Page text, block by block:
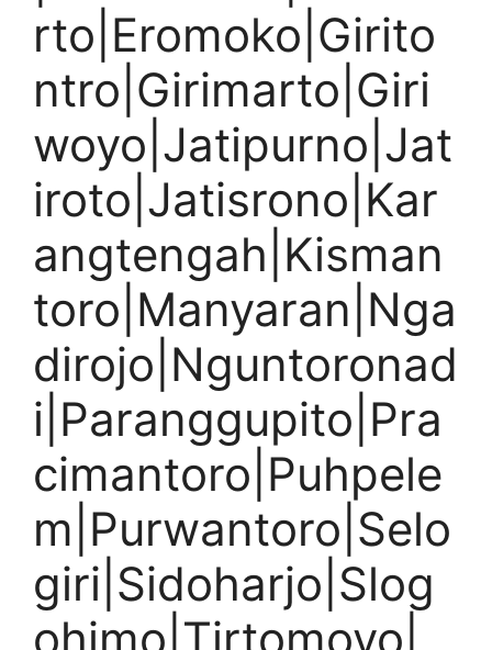
rto|Eromoko|Girito
ntro|Girimarto|Giri
woyo|Jatipurno|Jat
iroto|Jatisrono|Kar
angtengah|Kisman
toro|Manyaran|Nga
dirojo|Nguntoronad
i|Paranggupito|Pra
cimantoro|Puhpele
m|Purwantoro|Selo
giri|Sidoharjo|Slog
ohimo|Tirtomoyo|